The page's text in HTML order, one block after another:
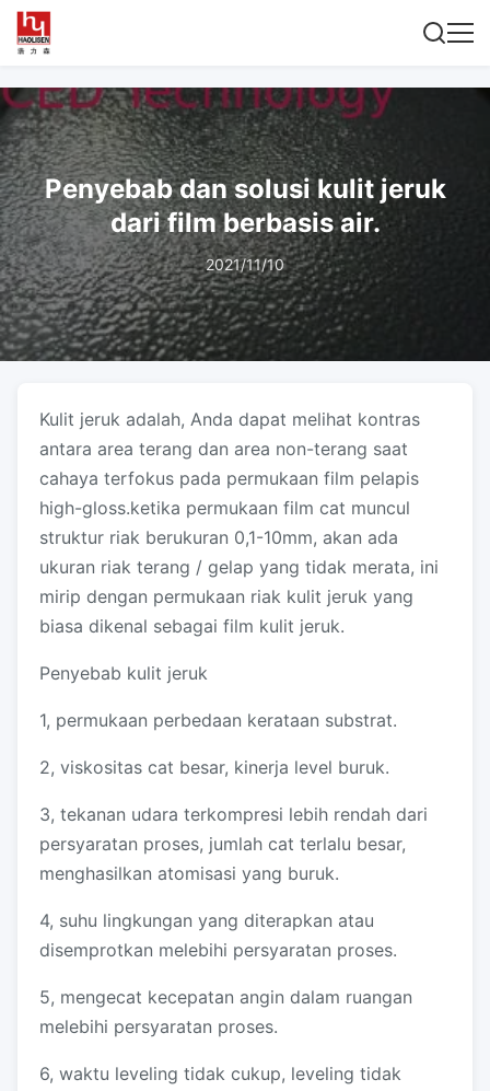
Penyebab dan solusi kulit jeruk
dari film berbasis air.
2021/11/10
Kulit jeruk adalah, Anda dapat melihat kontras
antara area terang dan area non-terang saat
cahaya terfokus pada permukaan film pelapis
high-gloss.ketika permukaan film cat muncul
struktur riak berukuran 0,1-10mm, akan ada
ukuran riak terang / gelap yang tidak merata, ini
mirip dengan permukaan riak kulit jeruk yang
biasa dikenal sebagai film kulit jeruk.
Penyebab kulit jeruk
1, permukaan perbedaan kerataan substrat.
2, viskositas cat besar, kinerja level buruk.
3, tekanan udara terkompresi lebih rendah dari
persyaratan proses, jumlah cat terlalu besar,
menghasilkan atomisasi yang buruk.
4, suhu lingkungan yang diterapkan atau
disemprotkan melebihi persyaratan proses.
5, mengecat kecepatan angin dalam ruangan
melebihi persyaratan proses.
6, waktu leveling tidak cukup, leveling tidak